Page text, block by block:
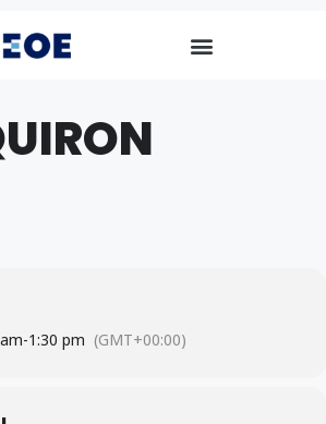
-1:30 pm (GMT+00:00)